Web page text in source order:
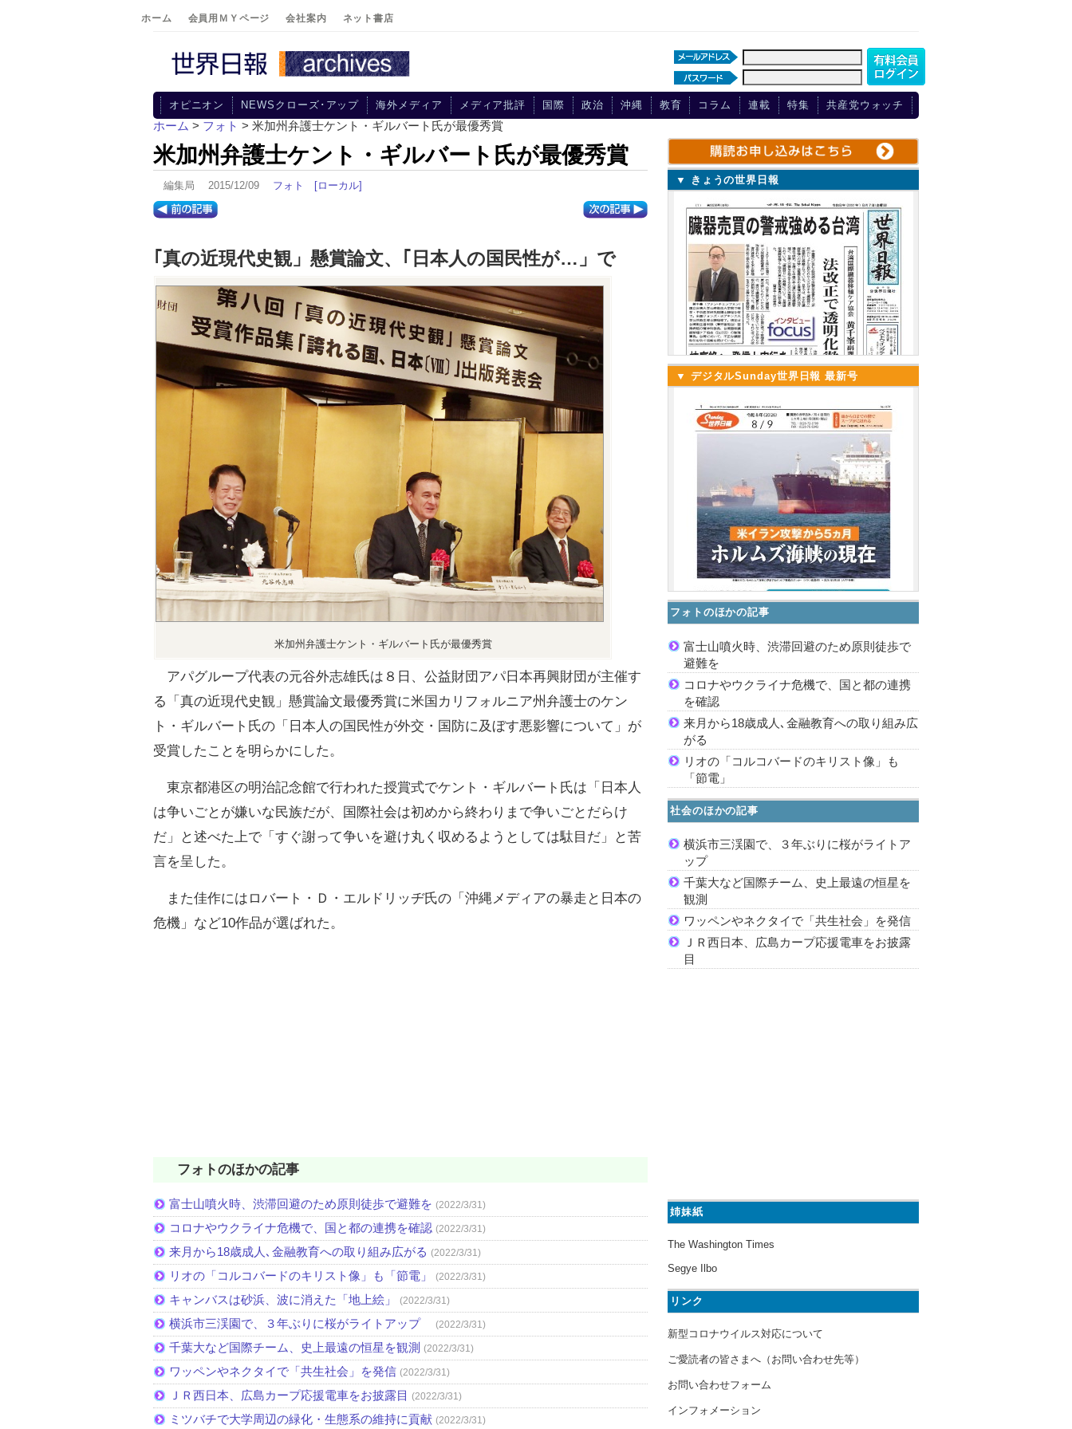
ホーム 会員用ＭＹページ 会社案内 ネット書店
オピニオン NEWSクローズ･アップ 海外メディア メディア批評 国際 政治 沖縄 教育 コラム 連載 特集 共産党ウォッチ
ホーム > フォト > 米加州弁護士ケント・ギルバート氏が最優秀賞
米加州弁護士ケント・ギルバート氏が最優秀賞
編集局 2015/12/09 フォト [ローカル]
｢真の近現代史観」懸賞論文、｢日本人の国民性が…」で
米加州弁護士ケント・ギルバート氏が最優秀賞
アパグループ代表の元谷外志雄氏は８日、公益財団アパ日本再興財団が主催す
る「真の近現代史観」懸賞論文最優秀賞に米国カリフォルニア州弁護士のケン
ト・ギルバート氏の「日本人の国民性が外交・国防に及ぼす悪影響について」が
受賞したことを明らかにした。
東京都港区の明治記念館で行われた授賞式でケント・ギルバート氏は「日本人
は争いごとが嫌いな民族だが、国際社会は初めから終わりまで争いごとだらけ
だ」と述べた上で「すぐ謝って争いを避け丸く収めるようとしては駄目だ」と苦
言を呈した。
また佳作にはロバート・Ｄ・エルドリッヂ氏の「沖縄メディアの暴走と日本の
危機」など10作品が選ばれた。
フォトのほかの記事
富士山噴火時、渋滞回避のため原則徒歩で避難を (2022/3/31)
コロナやウクライナ危機で、国と都の連携を確認 (2022/3/31)
来月から18歳成人､金融教育への取り組み広がる (2022/3/31)
リオの「コルコバードのキリスト像」も「節電」 (2022/3/31)
キャンバスは砂浜、波に消えた「地上絵」 (2022/3/31)
横浜市三渓園で、３年ぶりに桜がライトアップ (2022/3/31)
千葉大など国際チーム、史上最遠の恒星を観測 (2022/3/31)
ワッペンやネクタイで「共生社会」を発信 (2022/3/31)
ＪＲ西日本、広島カープ応援電車をお披露目 (2022/3/31)
ミツバチで大学周辺の緑化・生態系の維持に貢献 (2022/3/31)
▼ きょうの世界日報
▼ デジタルSunday世界日報 最新号
フォトのほかの記事
富士山噴火時、渋滞回避のため原則徒歩で
避難を
コロナやウクライナ危機で、国と都の連携
を確認
来月から18歳成人､金融教育への取り組み広
がる
リオの「コルコバードのキリスト像」も
「節電」
社会のほかの記事
横浜市三渓園で、３年ぶりに桜がライトア
ップ
千葉大など国際チーム、史上最遠の恒星を
観測
ワッペンやネクタイで「共生社会」を発信
ＪＲ西日本、広島カープ応援電車をお披露
目
姉妹紙
The Washington Times
Segye Ilbo
リンク
新型コロナウイルス対応について
ご愛読者の皆さまへ（お問い合わせ先等）
お問い合わせフォーム
インフォメーション